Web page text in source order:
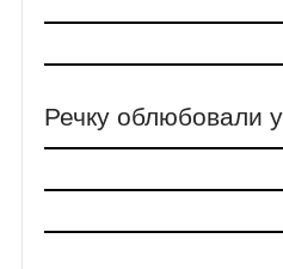
Речку облюбовали